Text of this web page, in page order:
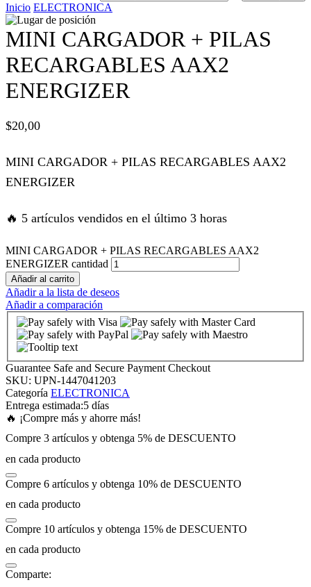
panel
panel
panel
panel
satın al
panel
panel
panel
panel
panel
panel
panel
Inicio ELECTRONICA
MINI CARGADOR + PILAS
RECARGABLES AAX2
ENERGIZER
$20,00
MINI CARGADOR + PILAS RECARGABLES AAX2
ENERGIZER
🔥 5 artículos vendidos en el último 3 horas
MINI CARGADOR + PILAS RECARGABLES AAX2
ENERGIZER cantidad
Añadir al carrito
Añadir a la lista de deseos
Añadir a comparación
Guarantee Safe and Secure Payment Checkout
SKU: UPN-1447041203
Categoría ELECTRONICA
Entrega estimada:5 días
🔥 ¡Compre más y ahorre más!
Compre 3 artículos y obtenga 5% de DESCUENTO
en cada producto
Compre 6 artículos y obtenga 10% de DESCUENTO
en cada producto
Compre 10 artículos y obtenga 15% de DESCUENTO
en cada producto
Comparte: